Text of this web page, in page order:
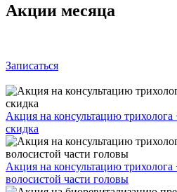
Акции месяца
Записаться
Акция на консультацию трихолога
скидка
Акция на консультацию
волосистой части головы